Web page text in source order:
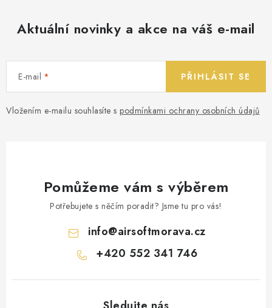
Aktuální novinky a akce na váš e-mail
E-mail
Vložením e-mailu souhlasíte s podmínkami ochrany osobních údajů
PŘIHLÁSIT SE
Pomůžeme vám s výběrem
Potřebujete s něčím poradit? Jsme tu pro vás!
info@airsoftmorava.cz
+420 552 341 746